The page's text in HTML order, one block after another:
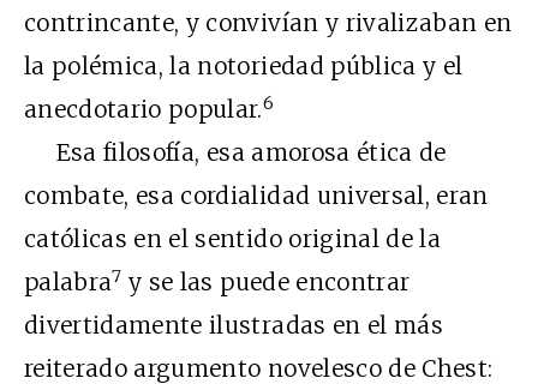
contrincante, y convivían y rivalizaban en
la polémica, la notoriedad pública y el
anecdotario popular.6
Esa filosofía, esa amorosa ética de
combate, esa cordialidad universal, eran
católicas en el sentido original de la
palabra7 y se las puede encontrar
divertidamente ilustradas en el más
reiterado argumento novelesco de Chest: